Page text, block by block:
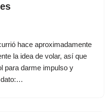
hace aproximadamente
la idea de volar, así que
para darme impulso y
dato:…